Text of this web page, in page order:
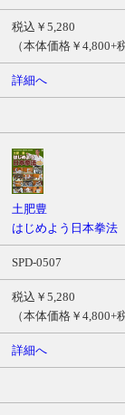
税込￥5,280
（本体価格￥4,800+
詳細へ
土肥豊
はじめよう日本拳法
SPD-0507
税込￥5,280
（本体価格￥4,800+
詳細へ